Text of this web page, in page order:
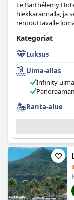
Le Barthélemy
hiekkarannalla, ja
rentouttavalle
aktiviteeteista
tietenkin
joka ympäröi heitä.
Kategoriat
Luksus
Uima-allas
Infinity
Ranta-alue